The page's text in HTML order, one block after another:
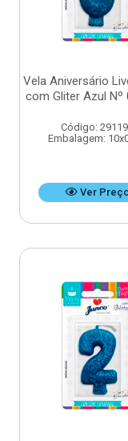
Vela Aniversário
com Gliter Azul Nº
Código:
Embalagem:
Ver